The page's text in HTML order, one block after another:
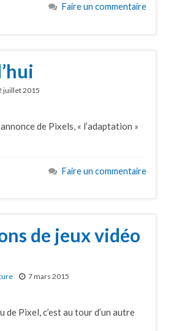
Faire un commentaire
juillet 2015
de Pixels, « l’adaptation »
Faire un commentaire
de jeux vidéo
7 mars 2015
Pixel, c’est au tour d’un autre